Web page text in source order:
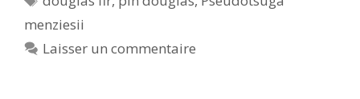
menziesii
Laisser un commentaire